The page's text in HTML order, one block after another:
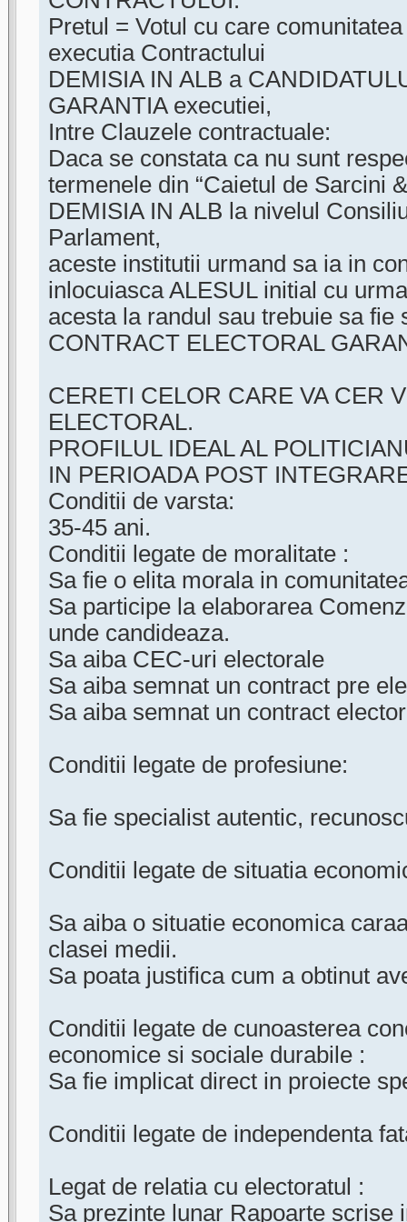
Pretul = Votul cu care
executia Contractului
DEMISIA IN ALB a
GARANTIA executiei,
Intre Clauzele contractuale:
Daca se constata ca nu sunt
termenele din “Caietul de Sarcini
DEMISIA IN ALB la nivelul
Parlament,
aceste institutii urmand sa ia in
inlocuiasca ALESUL initial cu
acesta la randul sau trebuie sa fie
CONTRACT ELECTORAL
CERETI CELOR CARE VA CER
ELECTORAL.
PROFILUL IDEAL AL
IN PERIOADA POST
Conditii de varsta:
35-45 ani.
Conditii legate de moralitate :
Sa fie o elita morala in
Sa participe la elaborarea
unde candideaza.
Sa aiba CEC-uri electorale
Sa aiba semnat un contract pre
Sa aiba semnat un contract
Conditii legate de profesiune:
Sa fie specialist autentic,
Conditii legate de situatia
Sa aiba o situatie economica
clasei medii.
Sa poata justifica cum a obtinut
Conditii legate de cunoasterea
economice si sociale durabile :
Sa fie implicat direct in proiecte
Conditii legate de independenta
Legat de relatia cu electoratul :
Sa prezinte lunar Rapoarte scrise